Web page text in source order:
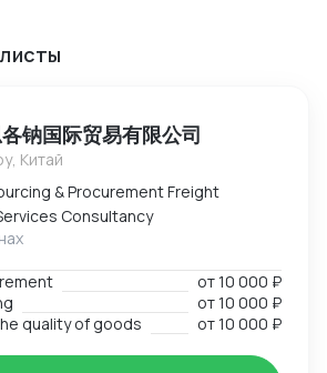
钠国际贸易有限公司
Китай
& Procurement Freight
Visa Services Consultancy
от10 000 ₽
от10 000 ₽
quality of goods
от10 000 ₽